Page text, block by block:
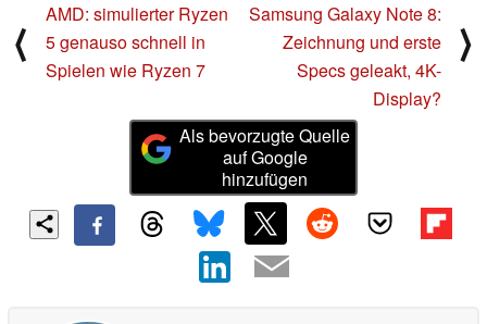
⟨
AMD: simulierter Ryzen
5 genauso schnell in
Spielen wie Ryzen 7
Samsung Galaxy Note 8:
Zeichnung und erste
Specs geleakt, 4K-
Display?
⟩
Als bevorzugte Quelle
auf Google
hinzufügen